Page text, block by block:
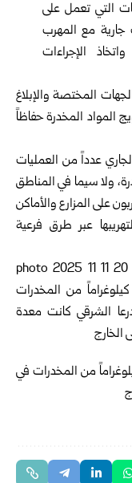
التي تعمل على
جارية مع المهرب
الإجراءات
المختصة والإبلاغ
المخدرة حفاظاً
عدداً من العمليات
ولا سيما في المناطق
على المزارع والأماكن
عبر طرق فرعية